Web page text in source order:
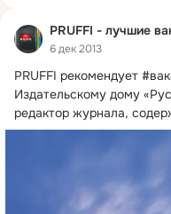
PRUFFI - лучшие
6 дек 2013
PRUFFI рекомендует
Издательскому дому
редактор журнала,